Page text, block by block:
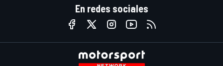
En redes sociales